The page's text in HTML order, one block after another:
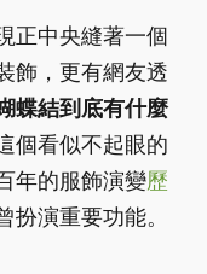
正中央縫著一個
飾，更有網友透
蝶結到底有什麼
個看似不起眼的
年的服飾演變歷
扮演重要功能。